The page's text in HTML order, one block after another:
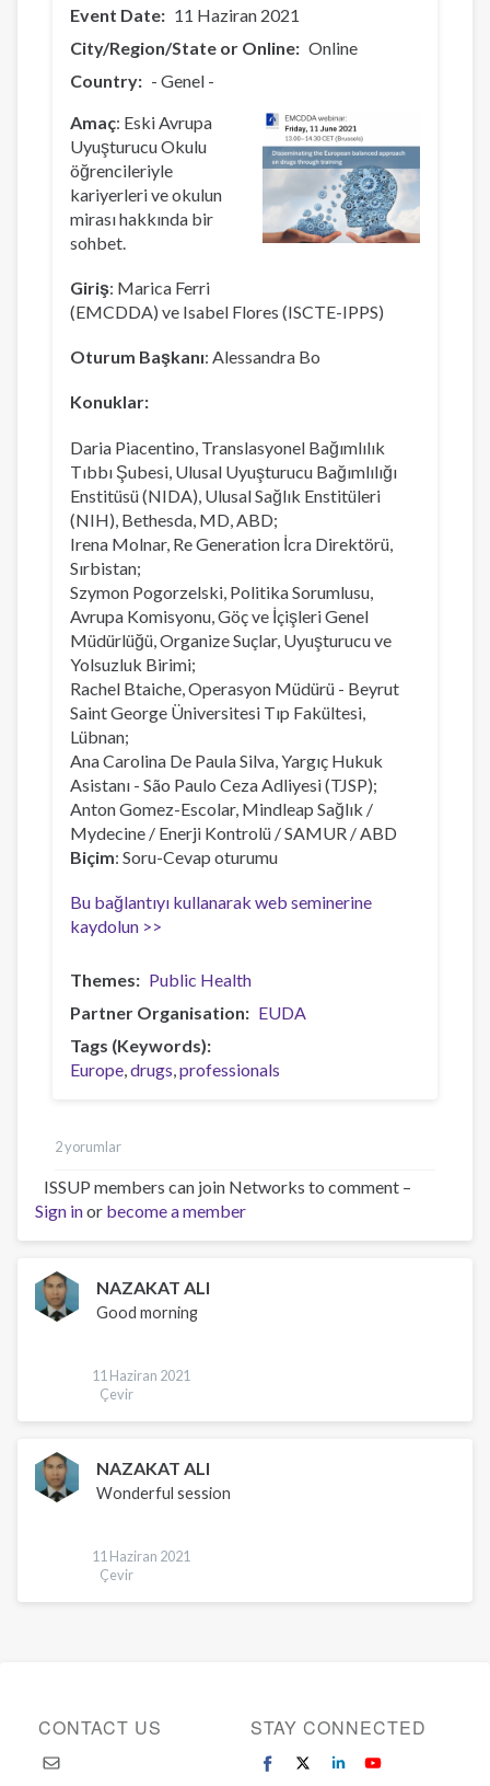
Event Date
11 Haziran 2021
City/Region/State or Online
Online
Country
- Genel -
Amaç: Eski Avrupa
Uyuşturucu Okulu
öğrencileriyle
kariyerleri ve okulun
mirası hakkında bir
sohbet.
Giriş: Marica Ferri
(EMCDDA) ve Isabel Flores (ISCTE-IPPS)
Oturum Başkanı: Alessandra Bo
Konuklar:
Daria Piacentino, Translasyonel Bağımlılık
Tıbbı Şubesi, Ulusal Uyuşturucu Bağımlılığı
Enstitüsü (NIDA), Ulusal Sağlık Enstitüleri
(NIH), Bethesda, MD, ABD;
Irena Molnar, Re Generation İcra Direktörü,
Sırbistan;
Szymon Pogorzelski, Politika Sorumlusu,
Avrupa Komisyonu, Göç ve İçişleri Genel
Müdürlüğü, Organize Suçlar, Uyuşturucu ve
Yolsuzluk Birimi;
Rachel Btaiche, Operasyon Müdürü - Beyrut
Saint George Üniversitesi Tıp Fakültesi,
Lübnan;
Ana Carolina De Paula Silva, Yargıç Hukuk
Asistanı - São Paulo Ceza Adliyesi (TJSP);
Anton Gomez-Escolar, Mindleap Sağlık /
Mydecine / Enerji Kontrolü / SAMUR / ABD
Biçim: Soru-Cevap oturumu
Bu bağlantıyı kullanarak web seminerine
kaydolun >>
Themes
Public Health
Partner Organisation
EUDA
Tags (Keywords)
Europe drugs professionals
2 yorumlar
ISSUP members can join Networks to comment –
Sign inor become a member
NAZAKAT ALI
Good morning
11 Haziran 2021
Çevir
NAZAKAT ALI
Wonderful session
11 Haziran 2021
Çevir
CONTACT US STAY CONNECTED